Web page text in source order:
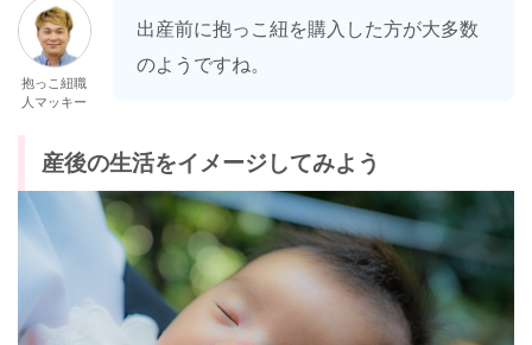
抱っこ紐職
人マッキー
出産前に抱っこ紐を購入した方が大多数
のようですね。
産後の生活をイメージしてみよう